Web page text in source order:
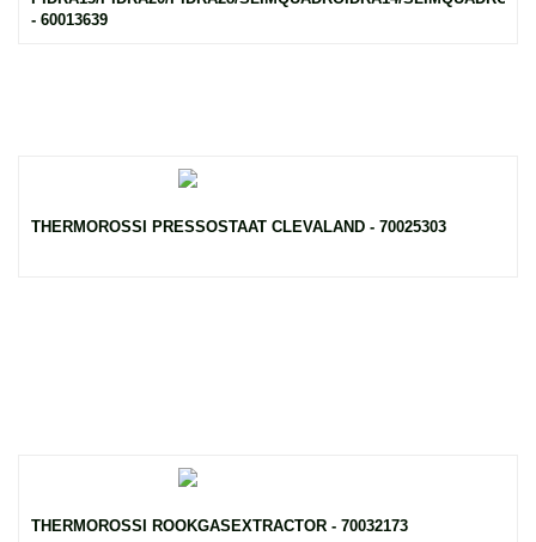
- 60013639
THERMOROSSI PRESSOSTAAT CLEVALAND - 70025303
THERMOROSSI ROOKGASEXTRACTOR - 70032173